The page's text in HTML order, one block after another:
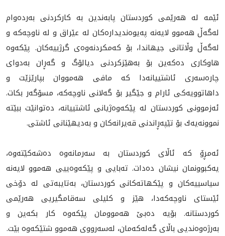
ئێمه‌ له‌ هه‌رێمى كوردستان پابه‌ندين به‌ كاركردنى به‌رده‌وام
له‌گه‌ڵ هه‌موو لايه‌نه‌ په‌يوه‌نديداره‌كان له‌ عێراق و لە ناوچه‌كه‌ و
له‌گه‌ڵ وڵاتانى جيهاندا، بۆ كه‌مكردنه‌وه‌ى گرژييه‌كان. پێكه‌وه‌
هاوكاری ده‌كه‌ين بۆ به‌هێزكردنى ديالۆگ و گه‌ڕان به‌دواى
چاره‌سه‌رى ئاشتييانه‌دا‌ كه‌ مافى هه‌مووان بپارێزێت و
داهاتوويه‌كى ئارام و جێگير بۆ گه‌لانى ناوچه‌كه،‌ مسۆگه‌ر بكات.
ئه‌زموونى كوردستان له‌ پێكه‌وه‌ژيانى ئاشتييانه‌، ده‌توانێت ببێته‌
نموونه‌يه‌ك بۆ تێپه‌ڕاندنى قه‌يرانه‌كان و به‌ديهێنانى ئاشتى.
ئه‌مڕۆ كه‌ ئاڵاى كوردستان به ‌سه‌رمانه‌وه‌ ده‌شه‌كێته‌وه،‌
يه‌كبوونمان نيشان ده‌دات. ته‌بايى و پێكه‌وه‌ييى هه‌موو لايه‌نه‌
سياسييه‌كان و پێكهاته‌كانى كوردستان، به‌تايبه‌تى له‌ دۆخى
ئێستاى ناوچه‌كه‌دا، هێز و کلیلی سەقامگیريی هه‌رێمى
كوردستانه‌. بۆيه‌ ده‌بێ هه‌موومان پێكه‌وه‌ كار بكه‌ين و
به‌رژه‌وه‌نديى باڵاى گه‌له‌كه‌مان، لەسەرووی هەموو شتێكەوە بێت.